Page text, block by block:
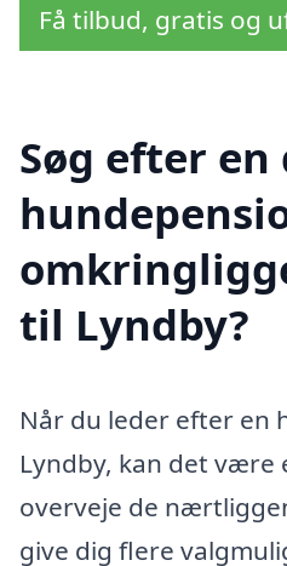
Få tilbud, gratis og
Søg efter
til Lyndby?
Når du leder efter en
Lyndby, kan det være
overveje de
give dig flere